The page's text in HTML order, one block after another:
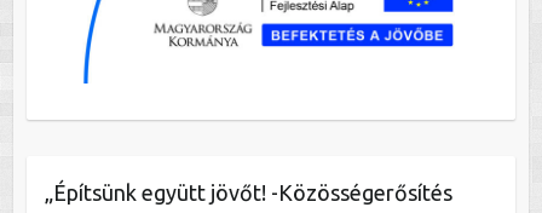
„Építsünk együtt jövőt! -Közösségerősítés